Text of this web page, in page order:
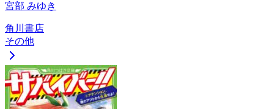
宮部 みゆき
角川書店
その他